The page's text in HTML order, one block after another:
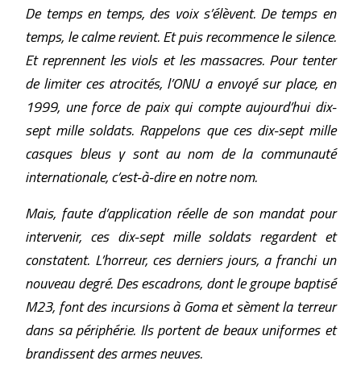
De temps en temps, des voix s’élèvent. De temps en
temps, le calme revient. Et puis recommence le silence.
Et reprennent les viols et les massacres. Pour tenter
de limiter ces atrocités, l’ONU a envoyé sur place, en
1999, une force de paix qui compte aujourd’hui dix-
sept mille soldats. Rappelons que ces dix-sept mille
casques bleus y sont au nom de la communauté
internationale, c’est-à-dire en notre nom.
Mais, faute d’application réelle de son mandat pour
intervenir, ces dix-sept mille soldats regardent et
constatent. L’horreur, ces derniers jours, a franchi un
nouveau degré. Des escadrons, dont le groupe baptisé
M23, font des incursions à Goma et sèment la terreur
dans sa périphérie. Ils portent de beaux uniformes et
brandissent des armes neuves.